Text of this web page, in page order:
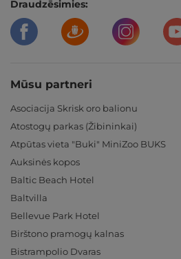
Draudzēsimies:
Mūsu partneri
Asociacija Skrisk oro balionu
Atostogų parkas (Žibininkai)
Atpūtas vieta "Buki" MiniZoo BUKS
Auksinės kopos
Baltic Beach Hotel
Baltvilla
Bellevue Park Hotel
Birštono pramogų kalnas
Bistrampolio Dvaras